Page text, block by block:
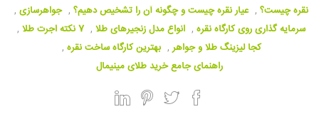
نقره چیست؟ , عیار نقره چیست و چگونه آن را تشخیص دهیم؟ , جواهرسازی ,
سرمایه گذاری روی کارگاه نقره , انواع مدل زنجیرهای طلا , 7 نکته اجرت طلا
,
کجا لیزینگ طلا و جواهر , بهترین کارگاه ساخت نقره ,
راهنمای جامع خرید طلای مینیمال